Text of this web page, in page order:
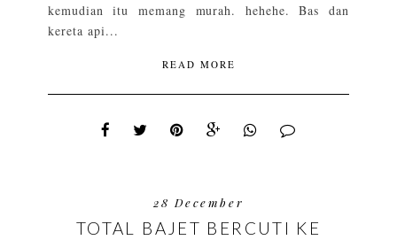
kemudian itu memang murah. hehehe. Bas dan
kereta api...
READ MORE
28 December
TOTAL BAJET BERCUTI KE